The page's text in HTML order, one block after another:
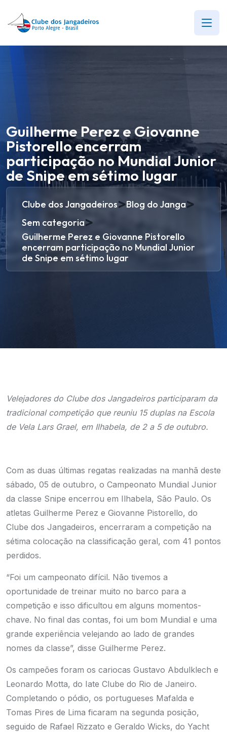
Guilherme Perez e Giovanne
Pistorello encerram
participação no Mundial Junior
de Snipe em sétimo lugar
Clube dos Jangadeiros>Blog do Janga>
Sem categoria>
Guilherme Perez e Giovanne Pistorello
encerram participação no Mundial Junior
de Snipe em sétimo lugar
Velejadores do Clube dos Jangadeiros participaram da
tradicional competição que reuniu 15 duplas na Escola
de Vela Lars Grael, em Ilhabela, de 2 a 5 de outubro.
Com as duas últimas regatas realizadas na manhã deste
sábado, 05 de outubro, o Campeonato Mundial Junior
da classe Snipe encerrou em Ilhabela, São Paulo. Os
atletas Guilherme Perez e Giovanne Pistorello, do
Clube dos Jangadeiros, encerraram a competição na
sétima colocação na classificação geral, com 41 pontos
perdidos.
“Foi um campeonato difícil. Não tivemos a
oportunidade de treinar muito no barco para a
competição e isso dificultou em alguns momentos-
chave. No final das contas, foi um bom Mundial e uma
grande experiência velejando ao lado de grandes
nomes da classe”, disse Guilherme Perez.
Os campeões foram os cariocas Gustavo Abdulklech e
Leonardo Motta, do Iate Clube do Rio de Janeiro.
Completando o pódio, os portugueses Mafalda e
Tomas Pires de Lima ficaram na segunda posição,
seguido de Rafael Rizzato e Geraldo Wicks, do Yacht